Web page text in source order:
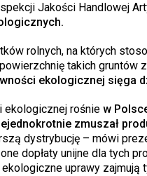
Jakości Handlowej
rolnych, na których
takich gruntów
ekologicznej sięga
ekologicznej rośnie w
zmuszał
dystrybucję – mówi
dopłaty unijne dla tych
ekologiczne uprawy